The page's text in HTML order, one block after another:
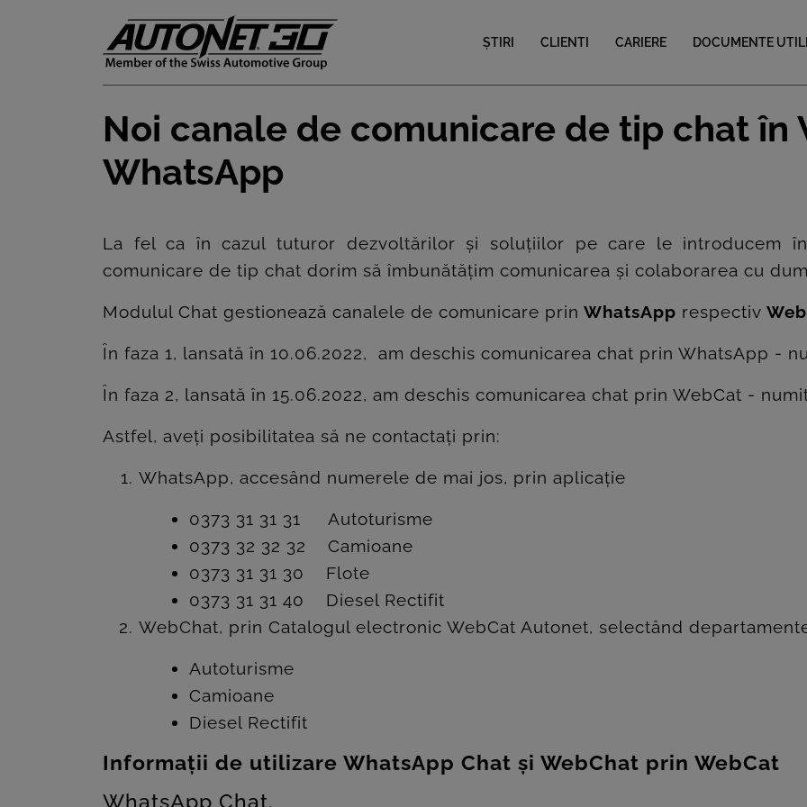
CARIERE
DOCUMENTE
CONTACT
ȘTIRI CLIENTI CARIERE DOCUMENTE
Noi canale de comunicare de tip chat în
WhatsApp
La fel ca în cazul tuturor dezvoltărilor și soluțiilor pe care le introducem
comunicare de tip chat dorim să îmbunătățim comunicarea și colaborarea cu
Modulul Chat gestionează canalele de comunicare prin WhatsApp respectiv
În faza 1, lansată în 10.06.2022, am deschis comunicarea chat prin WhatsApp -
În faza 2, lansată în 15.06.2022, am deschis comunicarea chat prin WebCat -
Astfel, aveți posibilitatea să ne contactați prin:
WhatsApp, accesând numerele de mai jos, prin aplicație
0373 31 31 31 Autoturisme
0373 32 32 32 Camioane
0373 31 31 30 Flote
0373 31 31 40 Diesel Rectifit
WebChat, prin Catalogul electronic WebCat Autonet, selectând
Autoturisme
Camioane
Diesel Rectifit
Informații de utilizare WhatsApp Chat și WebChat prin WebCat
WhatsApp Chat.